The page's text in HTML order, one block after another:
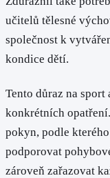
učitelů tělesné
společnost k
kondice dětí.
Tento důraz na
konkrétních
pokyn, podle
podporovat
zároveň zařazovat